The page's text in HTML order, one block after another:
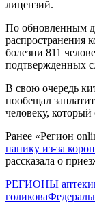
лицензий.
По обновленным
распространения
болезни 811
подтвержденных
В свою очередь
пообещал
человеку, который
Ранее «Регион
панику из-за
рассказала о
РЕГИОНЫ аптеки
голикова